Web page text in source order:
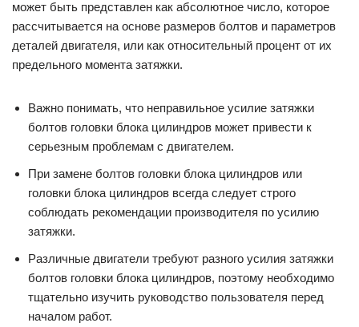
может быть представлен как абсолютное число, которое
рассчитывается на основе размеров болтов и параметров
деталей двигателя, или как относительный процент от их
предельного момента затяжки.
Важно понимать, что неправильное усилие затяжки
болтов головки блока цилиндров может привести к
серьезным проблемам с двигателем.
При замене болтов головки блока цилиндров или
головки блока цилиндров всегда следует строго
соблюдать рекомендации производителя по усилию
затяжки.
Различные двигатели требуют разного усилия затяжки
болтов головки блока цилиндров, поэтому необходимо
тщательно изучить руководство пользователя перед
началом работ.